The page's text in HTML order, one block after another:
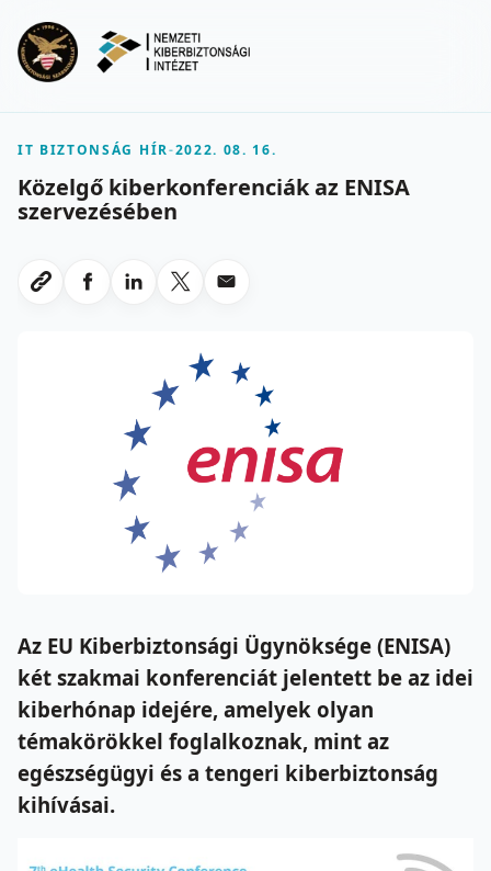
IT BIZTONSÁG HÍR-2022. 08. 16.
Közelgő kiberkonferenciák az ENISA
szervezésében
Link masolasa
Megosztas Facebookon
Megosztas LinkedInen
Megosztas X-en
Megosztas emailben
Az EU Kiberbiztonsági Ügynöksége (ENISA)
két szakmai konferenciát jelentett be az idei
kiberhónap idejére, amelyek olyan
témakörökkel foglalkoznak, mint az
egészségügyi és a tengeri kiberbiztonság
kihívásai.